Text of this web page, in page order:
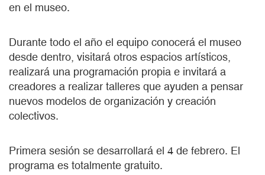
en el museo.
Durante todo el año el equipo conocerá el museo
desde dentro, visitará otros espacios artísticos,
realizará una programación propia e invitará a
creadores a realizar talleres que ayuden a pensar
nuevos modelos de organización y creación
colectivos.
Primera sesión se desarrollará el 4 de febrero. El
programa es totalmente gratuito.